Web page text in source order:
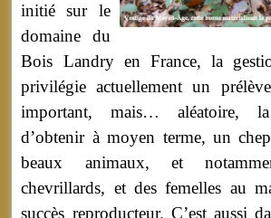
initié sur le
domaine du
Bois Landry en France, la
privilégie actuellement un
important, mais… aléatoire,
d’obtenir à moyen terme, un
beaux animaux, et
chevrillards, et des femelles au
succès reproducteur. C’est aussi